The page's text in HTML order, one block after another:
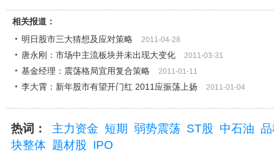
相关报道：
明日股市三大猜想及应对策略
2011-04-28
唐永刚：市场中主流板块并未出现大变化 2011-03-31
基金经理：震荡格局宜用复合策略 2011-01-11
李大霄：新年股市有望开门红 2011应振荡上扬 2011-01-04
热词： 主力资金 短期 弱势震荡 ST股 中石油
块整体 题材股 IPO